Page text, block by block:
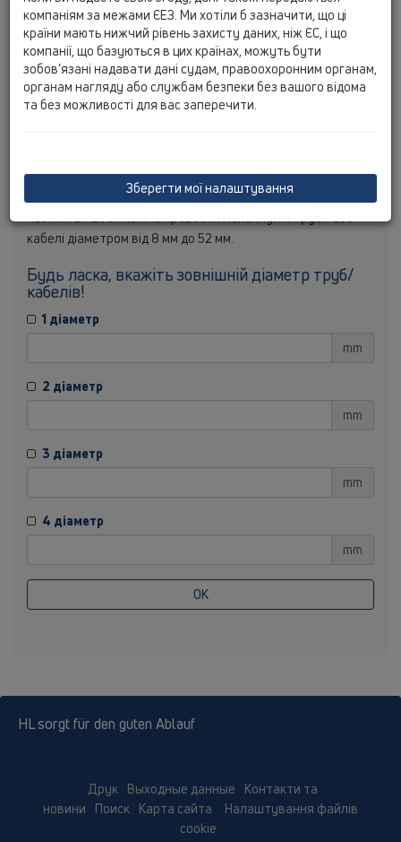
min:40[mm] max:50[mm]
HL800.2/40-50або HL800P.2/40-50
min:40[mm] max: 50[mm]
min:40[mm] max:50[mm]
HL801
min:8[mm] max:25[mm]
Ця програма розраховує найкращий пакет запасних
частин. З HL801 можна провести максимум 4 труби або
кабелі діаметром від 8 мм до 52 мм.
Будь ласка, вкажіть зовнішній діаметр труб/
кабелів!
1 діаметр
mm
2 діаметр
mm
3 діаметр
mm
4 діаметр
mm
OK
HL sorgt für den guten Ablauf
Друк Выходные данные
Контакти та
новини
Поиск Карта сайта
Налаштування файлів
cookie
компаніям за межами ЄЕЗ. Ми хотіли б зазначити, що ці
країни мають нижчий рівень захисту даних, ніж ЄС, і що
компанії, що базуються в цих країнах, можуть бути
зобов’язані надавати дані судам, правоохоронним органам,
органам нагляду або службам безпеки без вашого відома
та без можливості для вас заперечити.
Зберегти мої налаштування